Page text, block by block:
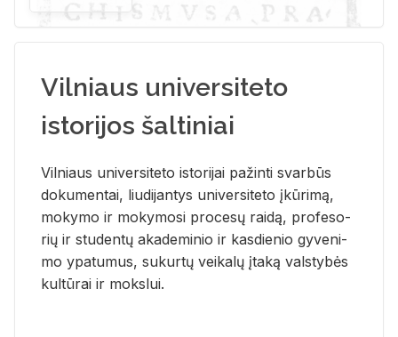
Vilniaus universiteto
istorijos šaltiniai
Vil­niaus uni­ver­si­te­to is­to­ri­jai pa­žin­ti svar­būs
do­ku­men­tai, liu­di­jan­tys uni­ver­si­te­to įkū­ri­mą,
mo­ky­mo ir mo­ky­mo­si pro­ce­sų rai­dą, pro­fe­so­
rių ir stu­den­tų aka­de­mi­nio ir kas­die­nio gy­ve­ni­
mo ypa­tu­mus, su­kur­tų vei­ka­lų įta­ką vals­ty­bės
kul­tū­rai ir moks­lui.